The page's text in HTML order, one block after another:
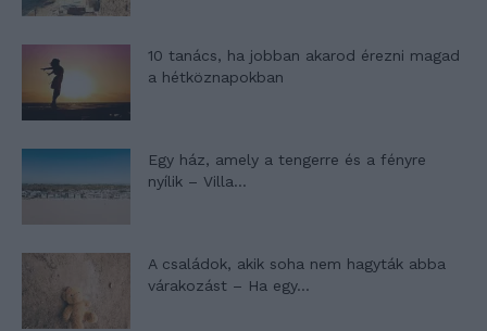
10 tanács, ha jobban akarod érezni magad
a hétköznapokban
Egy ház, amely a tengerre és a fényre
nyílik – Villa...
A családok, akik soha nem hagyták abba
várakozást – Ha egy...